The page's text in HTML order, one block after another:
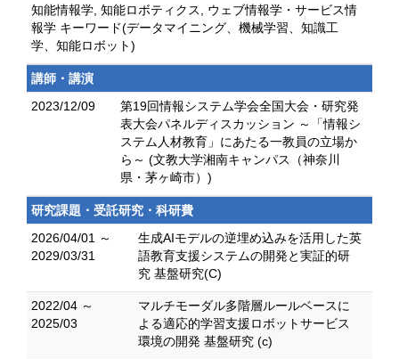
知能情報学, 知能ロボティクス, ウェブ情報学・サービス情
報学 キーワード(データマイニング、機械学習、知識工
学、知能ロボット)
講師・講演
2023/12/09
第19回情報システム学会全国大会・研究発
表大会パネルディスカッション ～「情報シ
ステム人材教育」にあたる一教員の立場か
ら～ (文教大学湘南キャンパス（神奈川
県・茅ヶ崎市）)
研究課題・受託研究・科研費
2026/04/01 ～
2029/03/31
生成AIモデルの逆埋め込みを活用した英
語教育支援システムの開発と実証的研
究 基盤研究(C)
2022/04 ～
2025/03
マルチモーダル多階層ルールベースに
よる適応的学習支援ロボットサービス
環境の開発 基盤研究 (c)